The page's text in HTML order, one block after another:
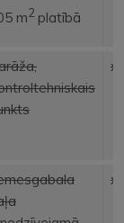
m2 platībā
x
x